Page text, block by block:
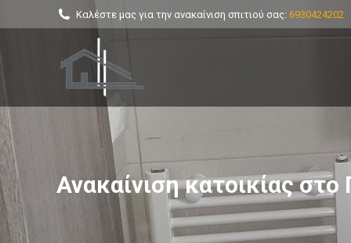
Καλέστε μας για την ανακαίνιση σπιτιού σας: 6930424202
Ανακαίνιση κατοικίας στο
You are here: